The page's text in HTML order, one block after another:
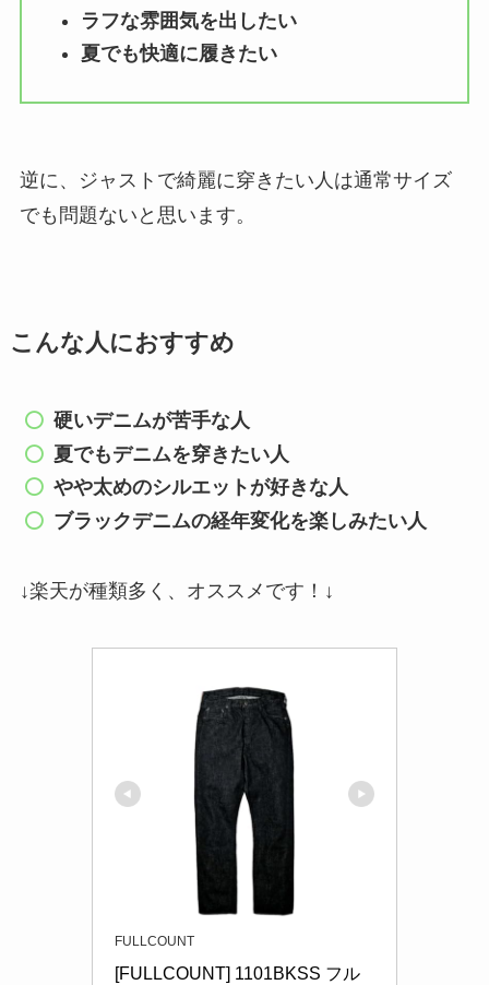
ラフな雰囲気を出したい
夏でも快適に履きたい
逆に、ジャストで綺麗に穿きたい人は通常サイズ
でも問題ないと思います。
こんな人におすすめ
硬いデニムが苦手な人
夏でもデニムを穿きたい人
やや太めのシルエットが好きな人
ブラックデニムの経年変化を楽しみたい人
↓楽天が種類多く、オススメです！↓
FULLCOUNT
[FULLCOUNT] 1101BKSS フル